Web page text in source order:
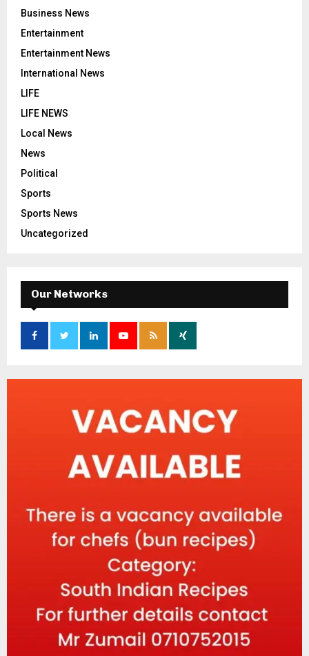
Business News
Entertainment
Entertainment News
International News
LIFE
LIFE NEWS
Local News
News
Political
Sports
Sports News
Uncategorized
Our Networks